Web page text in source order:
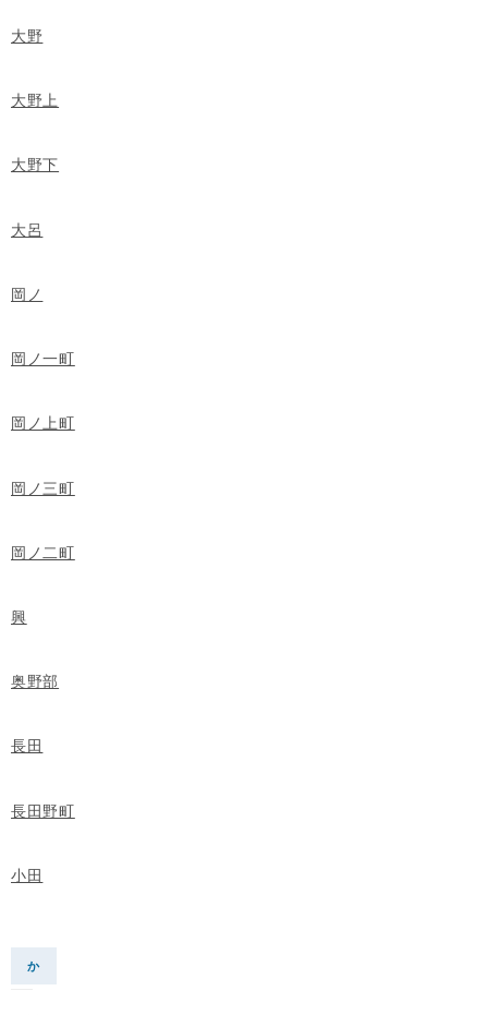
大野
大野上
大野下
大呂
岡ノ
岡ノ一町
岡ノ上町
岡ノ三町
岡ノ二町
興
奥野部
長田
長田野町
小田
か